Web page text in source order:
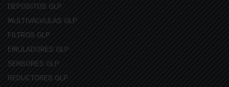
DEPOSITOS GLP
MULTIVALVULAS GLP
FILTROS GLP
EMULADORES GLP
SENSORES GLP
REDUCTORES GLP